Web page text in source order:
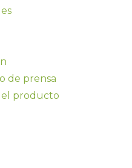
de prensa
producto